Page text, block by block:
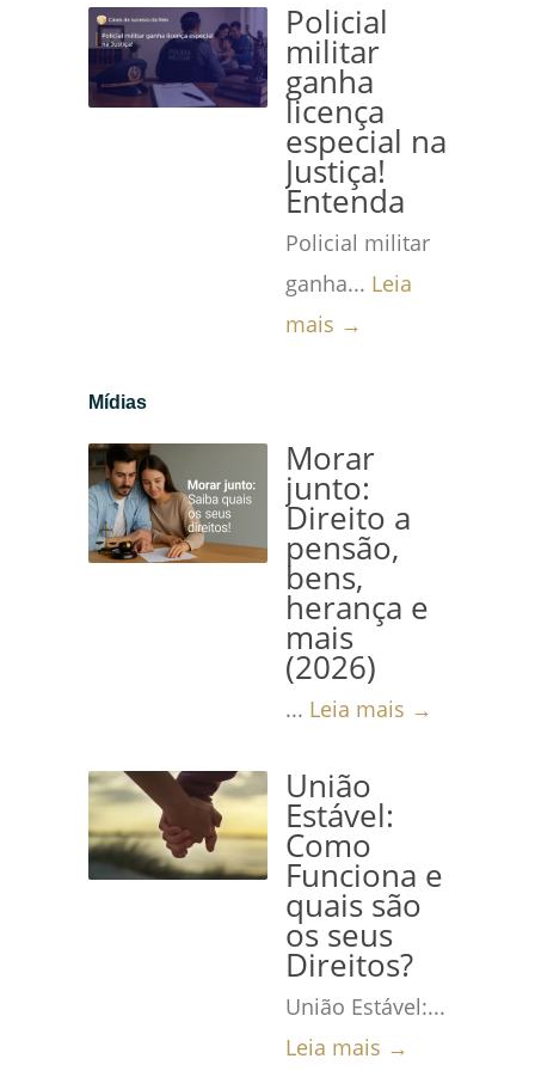
Policial
militar
ganha
licença
especial na
Justiça!
Entenda
Policial militar
ganha... Leia
mais →
Mídias
Morar
junto:
Direito a
pensão,
bens,
herança e
mais
(2026)
... Leia mais →
União
Estável:
Como
Funciona e
quais são
os seus
Direitos?
União Estável:...
Leia mais →